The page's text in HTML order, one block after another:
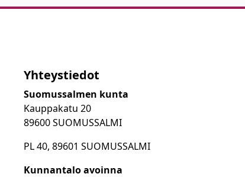
Yhteystiedot
Suomussalmen kunta
Kauppakatu 20
89600 SUOMUSSALMI
PL 40, 89601 SUOMUSSALMI
Kunnantalo avoinna